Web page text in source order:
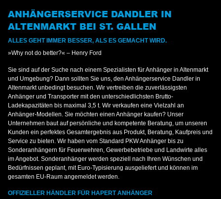
ANHÄNGERSERVICE DANDLER IN
ALTENMARKT BEI ST. GALLEN
ALLES GEHT IMMER BESSER, ALS ES GEMACHT WIRD.
»Why not do better?« – Henry Ford
Sie sind auf der Suche nach einem Spezialisten für Anhänger in Altenmarkt
und Umgebung? Dann sollten Sie uns, den Anhängerservice Dandler in
Altenmarkt unbedingt besuchen. Wir vertreiben die zuverlässigsten
Anhänger und Transporter mit den unterschiedlichsten Brutto-
Ladekapazitäten bis maximal 3,5 t. Wir verkaufen eine Vielzahl an
Anhänger-Modellen. Sie möchten einen Anhänger kaufen? Unser
Unternehmen baut auf persönliche und kompetente Beratung, um unseren
Kunden ein perfektes Gesamtergebnis aus Produkt, Beratung, Kaufpreis und
Service zu bieten. Wir haben vom Standard PKW Anhänger bis zu
Sonderanhängern für Feuerwehren, Gewerbebetriebe und Landwirte alles
im Angebot. Sonderanhänger werden speziell nach Ihren Wünschen und
Bedürfnissen geplant, mit Euro-Typisierung ausgeliefert und können im
gesamten EU-Raum angemeldet werden.
OFFIZIELLER HÄNDLER FÜR HAPERT ANHÄNGER